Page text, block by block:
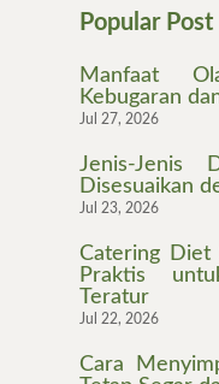
Popular Post
Manfaat
Kebugaran
Jul 27, 2026
Jenis-Jenis
Disesuaikan
Jul 23, 2026
Catering Diet
Praktis
Teratur
Jul 22, 2026
Cara